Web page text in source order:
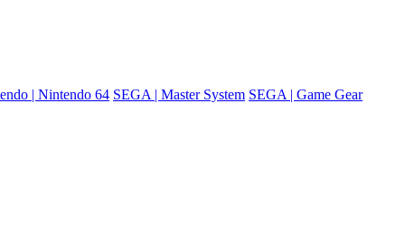
| Nintendo 64 SEGA | Master System SEGA | Game Gear